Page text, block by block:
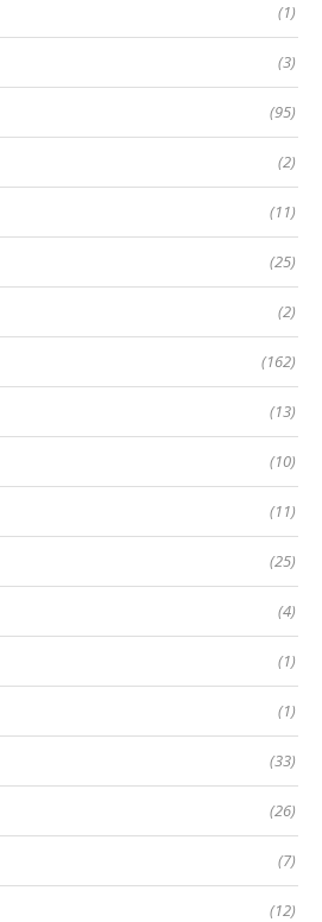
(1)
(3)
(95)
(2)
(11)
(25)
(2)
(162)
(13)
(10)
(11)
(25)
(4)
(1)
(1)
(33)
(26)
(7)
(12)